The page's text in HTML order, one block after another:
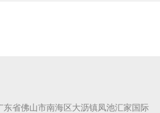
东省佛山市南海区大沥镇凤池汇家国际